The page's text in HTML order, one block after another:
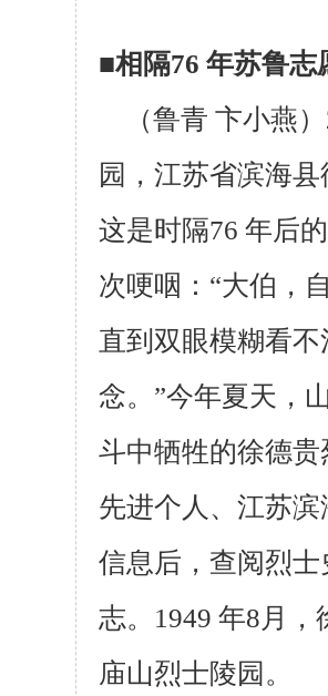
■相隔76 年苏鲁
（鲁青 卞小燕）
园，江苏省滨海
这是时隔76 年后
次哽咽：“大伯，
直到双眼模糊看
念。”今年夏天，
斗中牺牲的徐德
先进个人、江苏
信息后，查阅烈
志。1949 年8月，
庙山烈士陵园。